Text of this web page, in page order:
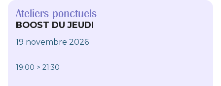
Ateliers ponctuels
BOOST DU JEUDI
19 novembre 2026
19:00 > 21:30